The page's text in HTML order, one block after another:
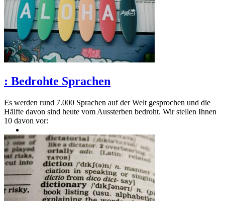
: Bedrohte Sprachen
Es werden rund 7.000 Sprachen auf der Welt gesprochen und die
Hälfte davon sind heute vom Aussterben bedroht. Wir stellen Ihnen
10 davon vor: